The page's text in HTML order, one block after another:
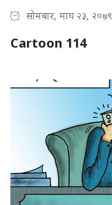
सोमबार, माघ २३, २०७९
Cartoon 114